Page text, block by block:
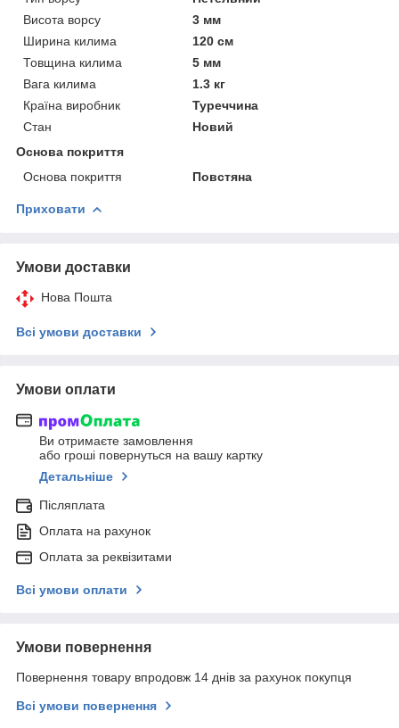
Висота ворсу
3 мм
Ширина килима
120 см
Товщина килима
5 мм
Вага килима
1.3 кг
Країна виробник
Туреччина
Стан
Новий
Основа покриття
Основа покриття
Повстяна
Приховати
Умови доставки
Нова Пошта
Всі умови доставки
Умови оплати
Ви отримаєте замовлення
або гроші повернуться на вашу картку
Детальніше
Післяплата
Оплата на рахунок
Оплата за реквізитами
Всі умови оплати
Умови повернення
Повернення товару впродовж 14 днів за рахунок покупця
Всі умови повернення